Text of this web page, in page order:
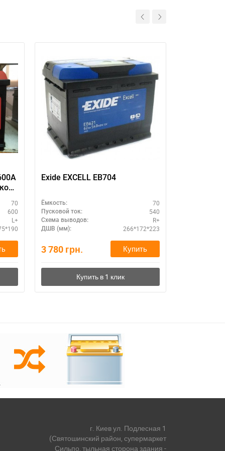
70
600
L+
Exide EXCELL EB704
Ёмкость: 70
Пусковой ток: 540
Схема выводов: R+
ДШВ (мм): 266*172*223
3 780 грн. Купить
г. Киев ул. Подлесная 1
(Святошинский район, супермаркет
Сильпо, тыльная сторона здания -